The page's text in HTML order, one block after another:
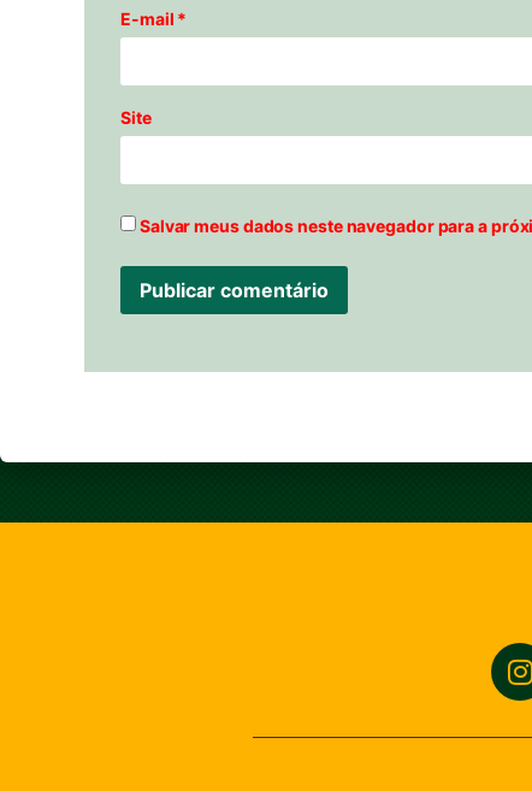
E-mail *
Site
Salvar meus dados neste navegador para a